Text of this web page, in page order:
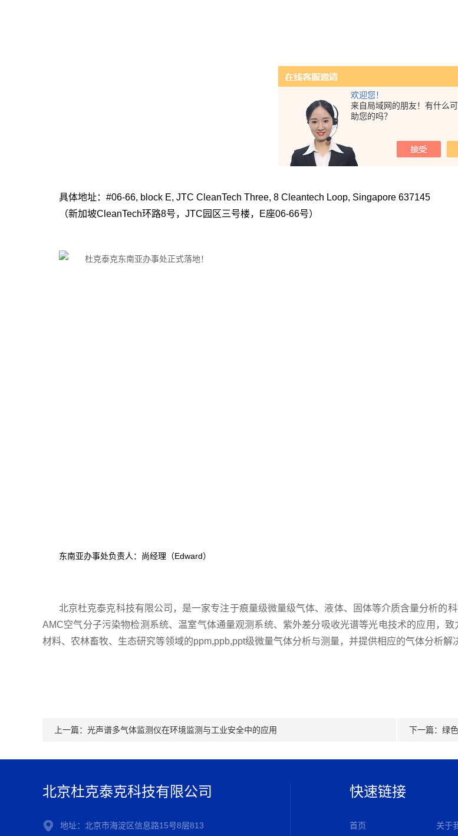
欢迎您！
来自局域网的朋友！有什么
助您的吗？
具体地址：#06-66, block E, JTC CleanTech Three, 8 Cleantech Loop, Singapore 637145
（新加坡CleanTech环路8号，JTC园区三号楼，E座06-66号）
东南亚办事处负责人：尚经理（Edward）
北京杜克泰克科技有限公司，是一家专注于痕量级微量级气体、液体、固体等介质含量分析的
AMC空气分子污染物检测系统、温室气体通量观测系统、紫外差分吸收光谱等光电技术的应用，
材料、农林畜牧、生态研究等领域的ppm,ppb,ppt级微量气体分析与测量，并提供相应的气体分析解
上一篇： 光声谱多气体监测仪在环境监测与工业安全中的应用 下一篇： 绿
北京杜克泰克科技有限公司
地址：北京市海淀区信息路15号8层813
快速链接
首页 关于